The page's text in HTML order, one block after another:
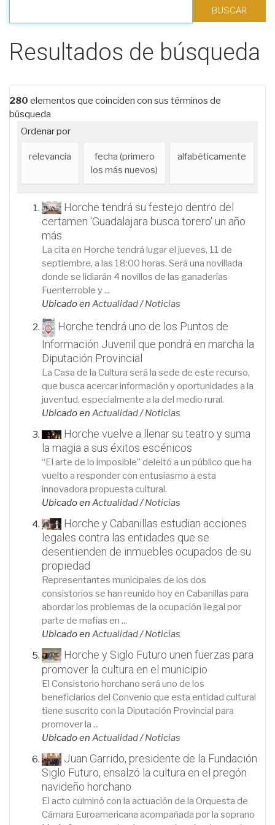
Filtrar los resultados
Resultados de búsqueda
280 elementos que coinciden con sus términos de
búsqueda
Ordenar por
relevancia
fecha (primero
los más nuevos)
alfabéticamente
Horche tendrá su festejo dentro del
certamen 'Guadalajara busca torero' un año
más
La cita en Horche tendrá lugar el jueves, 11 de
septiembre, a las 18:00 horas. Será una novillada
donde se lidiarán 4 novillos de las ganaderías
Fuenterroble y ...
Ubicado en Actualidad/Noticias
Horche tendrá uno de los Puntos de
Información Juvenil que pondrá en marcha la
Diputación Provincial
La Casa de la Cultura será la sede de este recurso,
que busca acercar información y oportunidades a la
juventud, especialmente a la del medio rural.
Ubicado en Actualidad/Noticias
Horche vuelve a llenar su teatro y suma
la magia a sus éxitos escénicos
“El arte de lo imposible” deleitó a un público que ha
vuelto a responder con entusiasmo a esta
innovadora propuesta cultural.
Ubicado en Actualidad/Noticias
Horche y Cabanillas estudian acciones
legales contra las entidades que se
desentienden de inmuebles ocupados de su
propiedad
Representantes municipales de los dos
consistorios se han reunido hoy en Cabanillas para
abordar los problemas de la ocupación ilegal por
parte de mafias en ...
Ubicado en Actualidad/Noticias
Horche y Siglo Futuro unen fuerzas para
promover la cultura en el municipio
El Consistorio horchano será uno de los
beneficiarios del Convenio que esta entidad cultural
tiene suscrito con la Diputación Provincial para
promover la ...
Ubicado en Actualidad/Noticias
Juan Garrido, presidente de la Fundación
Siglo Futuro, ensalzó la cultura en el pregón
navideño horchano
El acto culminó con la actuación de la Orquesta de
Cámara Euroamericana acompañada por la soprano